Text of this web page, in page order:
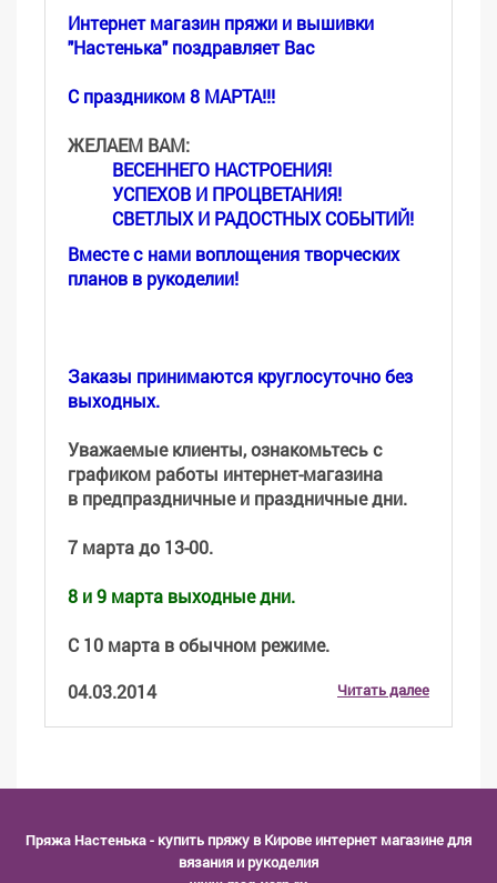
Интернет магазин пряжи и вышивки
"Настенька"поздравляет Вас
С праздником 8 МАРТА!!!
ЖЕЛАЕМ ВАМ:
ВЕСЕННЕГО НАСТРОЕНИЯ!
УСПЕХОВ И ПРОЦВЕТАНИЯ!
СВЕТЛЫХ И РАДОСТНЫХ СОБЫТИЙ!
Вместе с нами воплощения творческих
планов в рукоделии!
Заказы принимаются круглосуточно без
выходных.
Уважаемые клиенты, ознакомьтесь с
графиком работы интернет-магазина
в предпраздничные и праздничные дни.
7 марта до 13-00.
8 и 9 марта выходные дни.
С 10 марта в обычном режиме.
04.03.2014
Читать далее
Пряжа Настенька- купить пряжу в Кирове интернет магазине для
вязания и рукоделия